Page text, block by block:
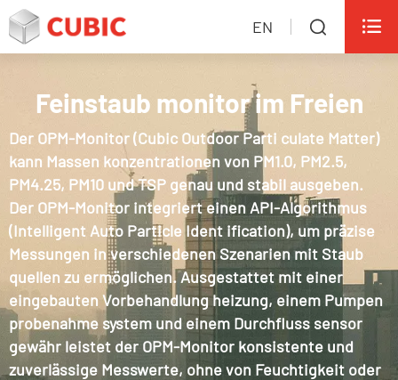
EN  
Feinstaub monitor im Freien
Der OPM-Monitor (Cubic Outdoor Parti culate Matter)
kann Massen konzentrationen von PM1.0, PM2.5,
PM4.25, PM10 und TSP genau und stabil ausgeben.
Der OPM-Monitor integriert einen API-Algorithmus
(Intelligent Auto Particle Ident ification), um präzise
Messungen in verschiedenen Szenarien mit Staub
quellen zu ermöglichen. Ausgestattet mit einer
eingebauten Vorbehandlung heizung, einem Pumpen
probenahme system und einem Durchfluss sensor
gewähr leistet der OPM-Monitor konsistente und
zuverlässige Messwerte, ohne von Feuchtigkeit oder